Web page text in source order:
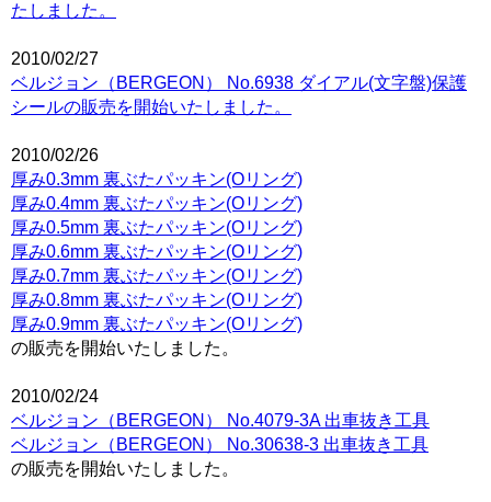
たしました。
2010/02/27
ベルジョン（BERGEON） No.6938 ダイアル(文字盤)保護
シールの販売を開始いたしました。
2010/02/26
厚み0.3mm 裏ぶたパッキン(Oリング)
厚み0.4mm 裏ぶたパッキン(Oリング)
厚み0.5mm 裏ぶたパッキン(Oリング)
厚み0.6mm 裏ぶたパッキン(Oリング)
厚み0.7mm 裏ぶたパッキン(Oリング)
厚み0.8mm 裏ぶたパッキン(Oリング)
厚み0.9mm 裏ぶたパッキン(Oリング)
の販売を開始いたしました。
2010/02/24
ベルジョン（BERGEON） No.4079-3A 出車抜き工具
ベルジョン（BERGEON） No.30638-3 出車抜き工具
の販売を開始いたしました。